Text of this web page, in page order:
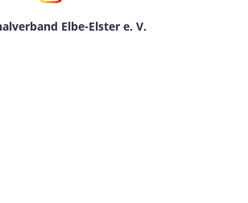
Elbe-Elster e. V.